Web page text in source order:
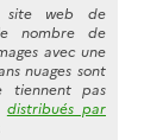
site web de
nombre de
avec une
nuages sont
tiennent pas
distribués par